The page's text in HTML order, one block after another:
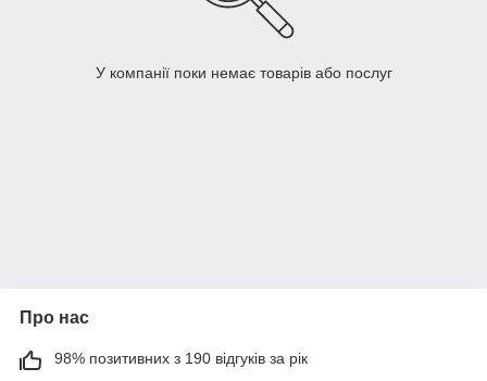
У компанії поки немає товарів або послуг
Про нас
98% позитивних з 190 відгуків за рік